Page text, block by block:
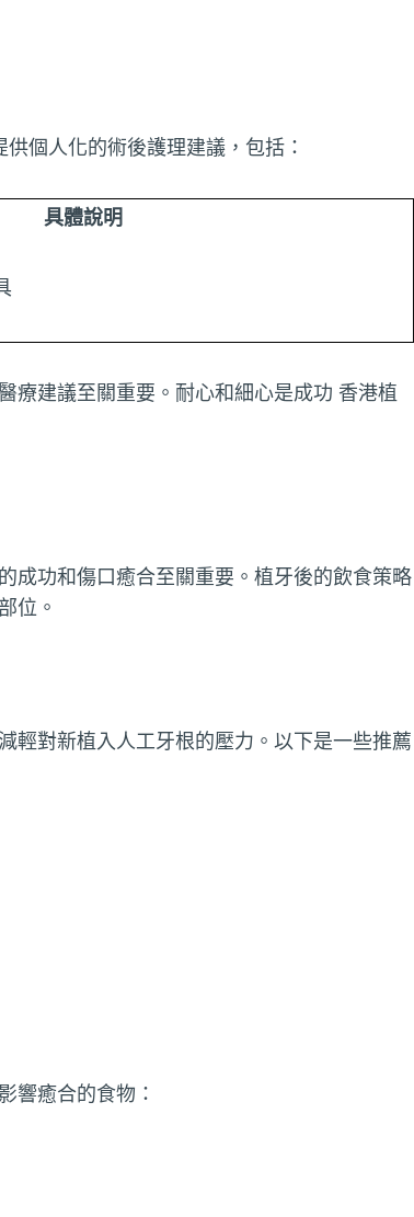
個人化的術後護理建議，包括：
具體說明
療建議至關重要。耐心和細心是成功 香港植
成功和傷口癒合至關重要。植牙後的飲食策略
位。
輕對新植入人工牙根的壓力。以下是一些推薦
響癒合的食物：